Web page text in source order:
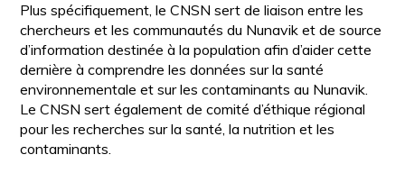
Plus spécifiquement, le CNSN sert de liaison entre les
chercheurs et les communautés du Nunavik et de source
d’information destinée à la population afin d’aider cette
dernière à comprendre les données sur la santé
environnementale et sur les contaminants au Nunavik.
Le CNSN sert également de comité d’éthique régional
pour les recherches sur la santé, la nutrition et les
contaminants.